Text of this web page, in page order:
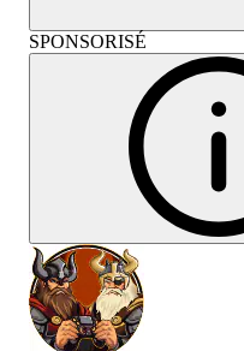
SPONSORISÉ